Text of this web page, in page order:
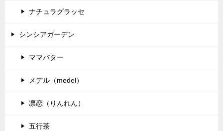
ナチュラグラッセ
シンシアガーデン
ママバター
メデル（medel）
凛恋（りんれん）
五行茶